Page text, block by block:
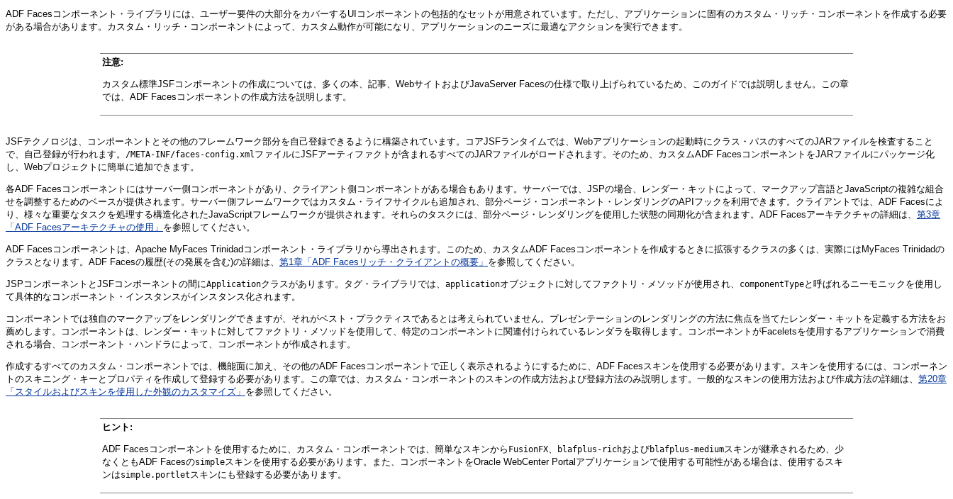
ADF Facesコンポーネント・ライブラリには、ユーザー要件の大部分をカバーするUIコンポーネントの包括的なセットが用意されています。ただし、アプリケーションに固有のカスタム・リッチ・コンポーネントを作成する必要
がある場合があります。カスタム・リッチ・コンポーネントによって、カスタム動作が可能になり、アプリケーションのニーズに最適なアクションを実行できます。
注意:
カスタム標準JSFコンポーネントの作成については、多くの本、記事、WebサイトおよびJavaServer Facesの仕様で取り上げられているため、このガイドでは説明しません。この章
では、ADF Facesコンポーネントの作成方法を説明します。
JSFテクノロジは、コンポーネントとその他のフレームワーク部分を自己登録できるように構築されています。コアJSFランタイムでは、Webアプリケーションの起動時にクラス・パスのすべてのJARファイルを検査すること
で、自己登録が行われます。
/META-INF/faces-config.xmlファイルにJSFアーティファクトが含まれるすべてのJARファイルがロードされます。そのため、カスタムADF FacesコンポーネントをJARファイルにパッケージ化
し、Webプロジェクトに簡単に追加できます。
各ADF Facesコンポーネントにはサーバー側コンポーネントがあり、クライアント側コンポーネントがある場合もあります。サーバーでは、JSPの場合、レンダー・キットによって、マークアップ言語とJavaScriptの複雑な組合
せを調整するためのベースが提供されます。サーバー側フレームワークではカスタム・ライフサイクルも追加され、部分ページ・コンポーネント・レンダリングのAPIフックを利用できます。クライアントでは、ADF Facesによ
り、様々な重要なタスクを処理する構造化されたJavaScriptフレームワークが提供されます。それらのタスクには、部分ページ・レンダリングを使用した状態の同期化が含まれます。ADF Facesアーキテクチャの詳細は、 第3章
「ADF Facesアーキテクチャの使用」 を参照してください。
ADF Facesコンポーネントは、Apache MyFaces Trinidadコンポーネント・ライブラリから導出されます。このため、カスタムADF Facesコンポーネントを作成するときに拡張するクラスの多くは、実際にはMyFaces Trinidadの
クラスとなります。ADF Facesの履歴(その発展を含む)の詳細は、 第1章「ADF Facesリッチ・クライアントの概要」 を参照してください。
JSPコンポーネントとJSFコンポーネントの間にApplicationクラスがあります。タグ・ライブラリでは、 applicationオブジェクトに対してファクトリ・メソッドが使用され、 componentTypeと呼ばれるニーモニックを使用し
て具体的なコンポーネント・インスタンスがインスタンス化されます。
コンポーネントでは独自のマークアップをレンダリングできますが、それがベスト・プラクティスであるとは考えられていません。プレゼンテーションのレンダリングの方法に焦点を当てたレンダー・キットを定義する方法をお
薦めします。コンポーネントは、レンダー・キットに対してファクトリ・メソッドを使用して、特定のコンポーネントに関連付けられているレンダラを取得します。コンポーネントがFaceletsを使用するアプリケーションで消費
される場合、コンポーネント・ハンドラによって、コンポーネントが作成されます。
作成するすべてのカスタム・コンポーネントでは、機能面に加え、その他のADF Facesコンポーネントで正しく表示されるようにするために、ADF Facesスキンを使用する必要があります。スキンを使用するには、コンポーネン
トのスキニング・キーとプロパティを作成して登録する必要があります。この章では、カスタム・コンポーネントのスキンの作成方法および登録方法のみ説明します。一般的なスキンの使用方法および作成方法の詳細は、 第20章
「スタイルおよびスキンを使用した外観のカスタマイズ」 を参照してください。
ヒント:
ADF Facesコンポーネントを使用するために、カスタム・コンポーネントでは、簡単なスキンから FusionFX blafplus-richおよびblafplus-mediumスキンが継承されるため、少
なくともADF Facesのsimpleスキンを使用する必要があります。また、コンポーネントをOracle WebCenter Portalアプリケーションで使用する可能性がある場合は、使用するスキ
ンはsimple.portlet スキンにも登録する必要があります。